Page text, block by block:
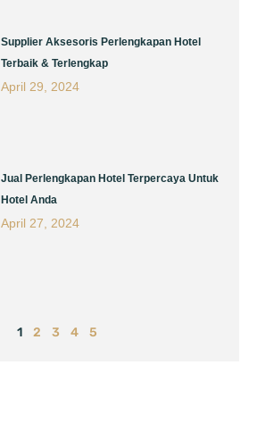
Supplier Aksesoris Perlengkapan Hotel
Terbaik & Terlengkap
April 29, 2024
Jual Perlengkapan Hotel Terpercaya Untuk
Hotel Anda
April 27, 2024
1 2 3 4 5